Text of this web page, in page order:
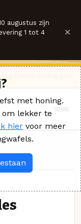
augustus zijn
1 tot 4
×
met honing.
lekker te
hier voor meer